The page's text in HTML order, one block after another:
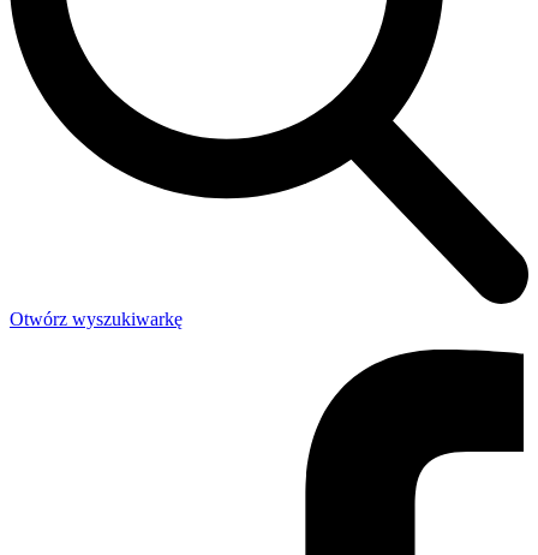
Otwórz wyszukiwarkę